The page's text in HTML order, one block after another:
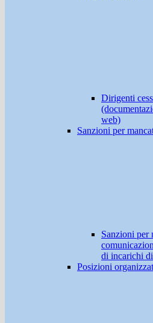
Dirigenti
web)
Sanzioni per
Sanzioni per
di incarichi
Posizioni